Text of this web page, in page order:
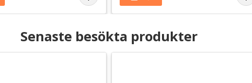
Senaste besökta produkter